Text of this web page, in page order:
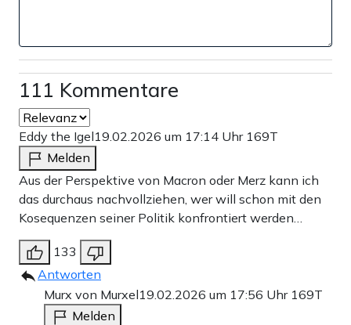
111 Kommentare
Eddy the Igel19.02.2026 um 17:14 Uhr 169T
Melden
Aus der Perspektive von Macron oder Merz kann ich
das durchaus nachvollziehen, wer will schon mit den
Kosequenzen seiner Politik konfrontiert werden…
133
Antworten
Murx von Murxel19.02.2026 um 17:56 Uhr 169T
Melden